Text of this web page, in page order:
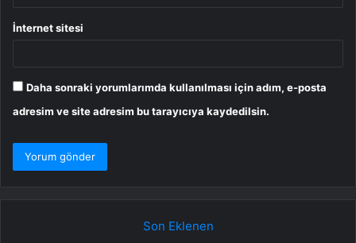
İnternet sitesi
Daha sonraki yorumlarımda kullanılması için adım, e-posta
adresim ve site adresim bu tarayıcıya kaydedilsin.
Son Eklenen